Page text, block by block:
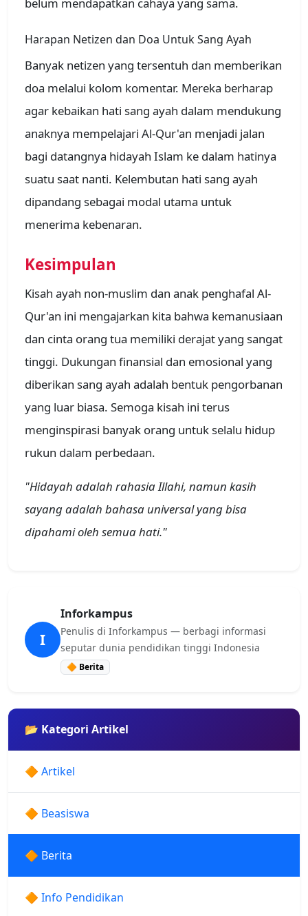
Harapan Netizen dan Doa Untuk Sang Ayah
Banyak netizen yang tersentuh dan memberikan
doa melalui kolom komentar. Mereka berharap
agar kebaikan hati sang ayah dalam mendukung
anaknya mempelajari Al-Qur'an menjadi jalan
bagi datangnya hidayah Islam ke dalam hatinya
suatu saat nanti. Kelembutan hati sang ayah
dipandang sebagai modal utama untuk
menerima kebenaran.
Kesimpulan
Kisah ayah non-muslim dan anak penghafal Al-
Qur'an ini mengajarkan kita bahwa kemanusiaan
dan cinta orang tua memiliki derajat yang sangat
tinggi. Dukungan finansial dan emosional yang
diberikan sang ayah adalah bentuk pengorbanan
yang luar biasa. Semoga kisah ini terus
menginspirasi banyak orang untuk selalu hidup
rukun dalam perbedaan.
"Hidayah adalah rahasia Illahi, namun kasih
sayang adalah bahasa universal yang bisa
dipahami oleh semua hati."
I
Inforkampus
Penulis di Inforkampus — berbagi informasi
seputar dunia pendidikan tinggi Indonesia
🔶 Berita
📂 Kategori Artikel
🔶 Artikel
🔶 Beasiswa
🔶 Berita
🔶 Info Pendidikan